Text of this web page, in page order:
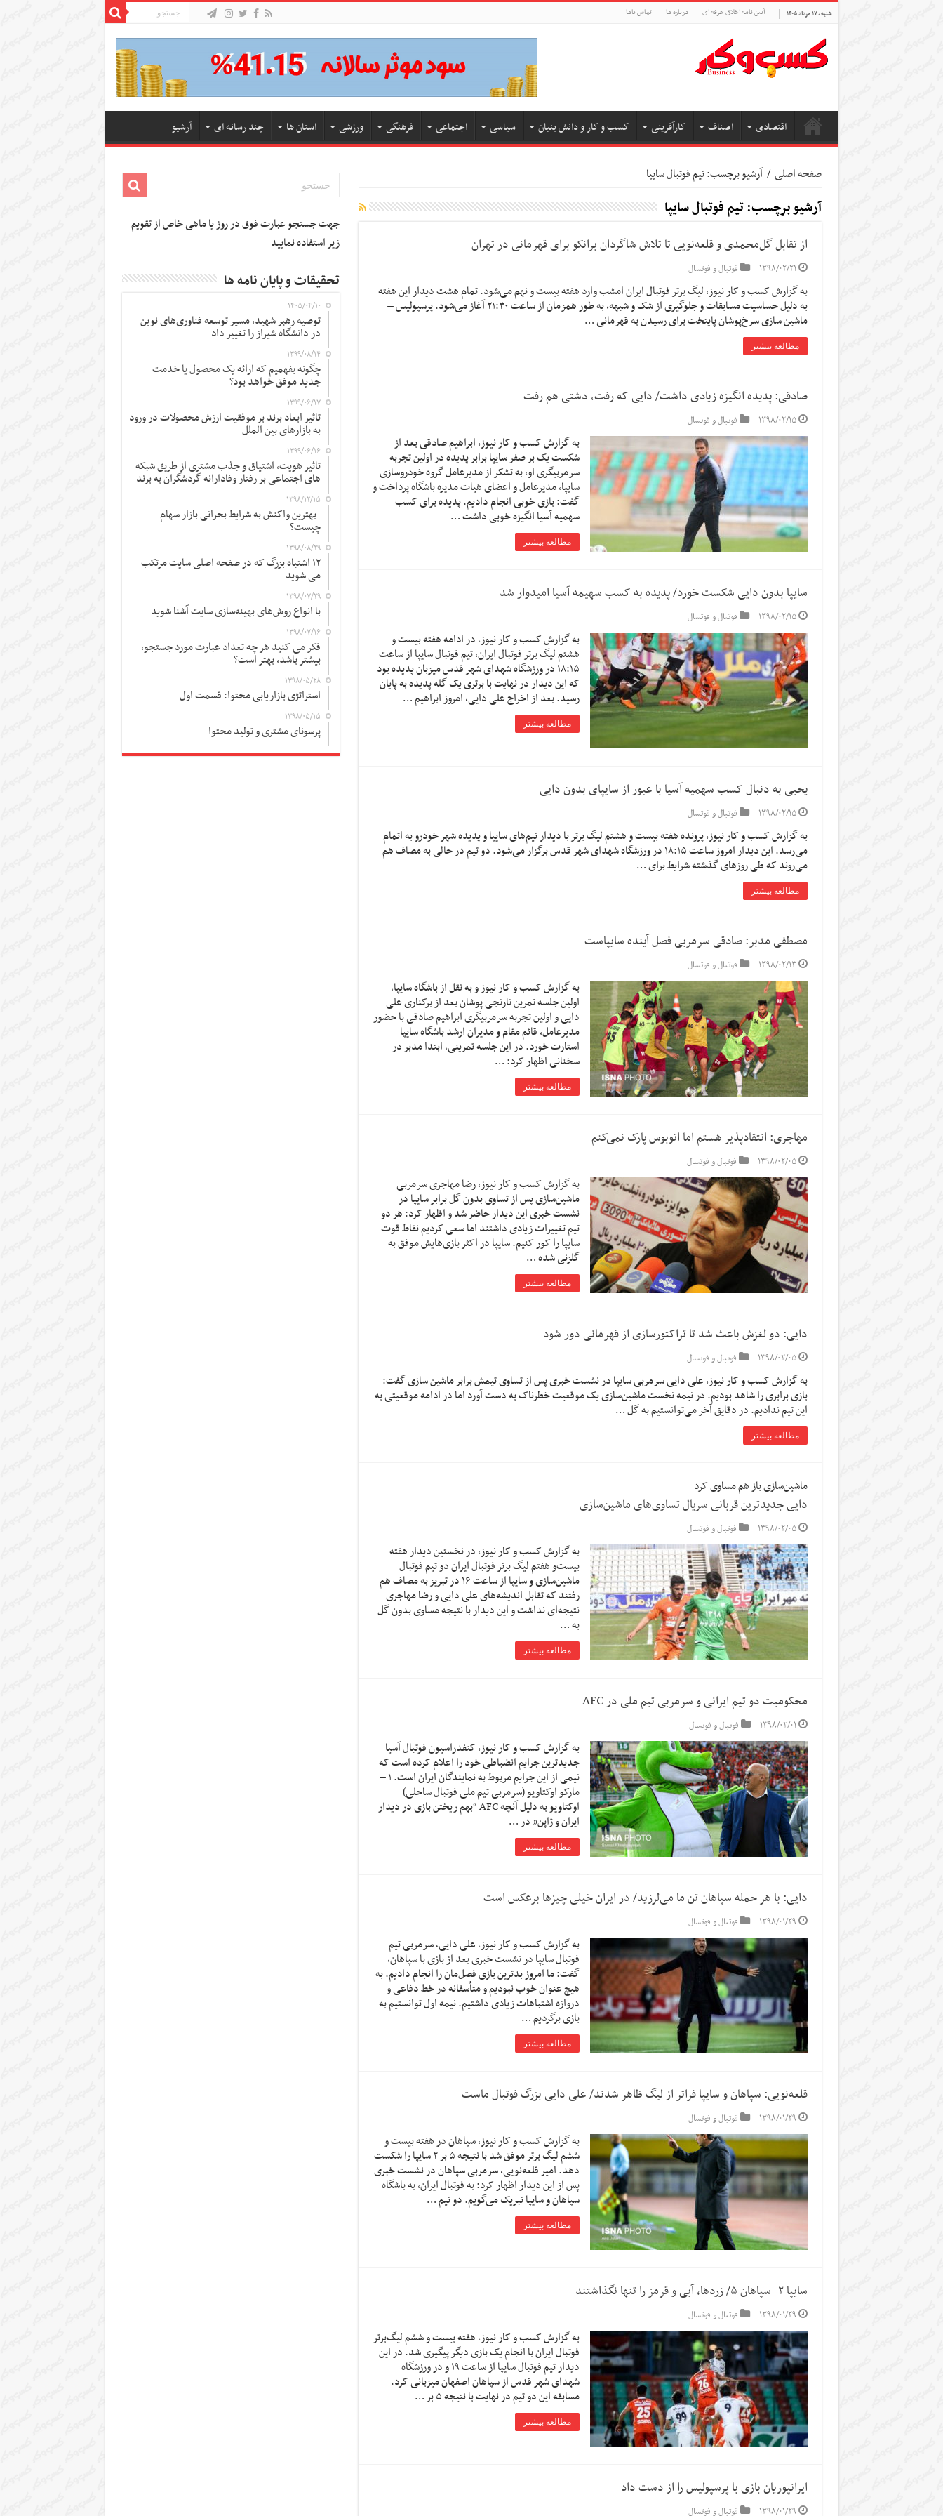
شنبه , ۱۷ مرداد ۱۴۰۵ آیین نامه اخلاق حرفه ای درباره ما تماس باما
اقتصادی اصناف کارآفرینی کسب و کار و دانش بنیان سیاسی اجتماعی فرهنگی ورزشی استان ها چند رسانه ای آرشیو
صفحه اصلی / آرشیو برچسب: تيم فوتبال سايپا
آرشیو برچسب:تيم فوتبال سايپا
از تقابل گل‌محمدی و قلعه‌نویی تا تلاش شاگردان برانکو برای قهرمانی در تهران
۱۳۹۸/۰۲/۲۱ فوتبال و فوتسال
به گزارش کسب و کار نیوز، لیگ برتر فوتبال ایران امشب وارد هفته بیست و نهم می‌شود. تمام هشت دیدار این هفته
به دلیل حساسیت مسابقات و جلوگیری از شک و شبهه، به طور همزمان از ساعت ۲۱:۳۰ آغاز می‌شود. پرسپولیس –
ماشین سازی سرخ‌پوشان پایتخت برای رسیدن به قهرمانی …
مطالعه بیشتر
صادقی: پدیده انگیزه زیادی داشت/ دایی که رفت، دشتی هم رفت
۱۳۹۸/۰۲/۱۵ فوتبال و فوتسال
به گزارش کسب و کار نیوز، ابراهیم صادقی بعد از
شکست یک بر صفر سایپا برابر پدیده در اولین تجربه
سرمربیگری او، به تشکر از مدیرعامل گروه خودروسازی
سایپا، مدیرعامل و اعضای هیات مدیره باشگاه پرداخت و
گفت: بازی خوبی انجام دادیم. پدیده برای کسب
سهمیه آسیا انگیزه خوبی داشت …
مطالعه بیشتر
سایپا بدون دایی شکست خورد/ پدیده به کسب سهیمه آسیا امیدوار شد
۱۳۹۸/۰۲/۱۵ فوتبال و فوتسال
به گزارش کسب و کار نیوز، در ادامه هفته بیست و
هشتم لیگ برتر فوتبال ایران، تیم فوتبال سایپا از ساعت
١٨:١۵ در ورزشگاه شهدای شهر قدس میزبان پدیده بود
که این دیدار در نهایت با برتری یک گله پدیده به پایان
رسید. بعد از اخراج علی دایی، امروز ابراهیم …
مطالعه بیشتر
یحیی به دنبال کسب سهمیه آسیا با عبور از سایپای بدون دایی
۱۳۹۸/۰۲/۱۵ فوتبال و فوتسال
به گزارش کسب و کار نیوز، پرونده هفته بیست و هشتم لیگ برتر با دیدار تیم‌های سایپا و پدیده شهر خودرو به اتمام
می‌رسد. این دیدار امروز ساعت ۱۸:۱۵ در ورزشگاه شهدای شهر قدس برگزار می‌شود. دو تیم در حالی به مصاف هم
می‌روند که طی روزهای گذشته شرایط برای …
مطالعه بیشتر
مصطفی مدبر: صادقی سرمربی فصل آینده سایپاست
۱۳۹۸/۰۲/۱۳ فوتبال و فوتسال
به گزارش کسب و کار نیوز و به نقل از باشگاه سایپا،
اولین جلسه تمرین نارنجی پوشان بعد از برکناری علی
دایی و اولین تجربه سرمربیگری ابراهیم صادقی با حضور
مدیرعامل، قائم مقام و مدیران ارشد باشگاه سایپا
استارت خورد. در این جلسه تمرینی، ابتدا مدبر در
سخنانی اظهار کرد: …
مطالعه بیشتر
مهاجری: انتقادپذیر هستم اما اتوبوس پارک نمی‌کنم
۱۳۹۸/۰۲/۰۵ فوتبال و فوتسال
به گزارش کسب و کار نیوز، رضا مهاجری سرمربی
ماشین‌سازی پس از تساوی بدون گل برابر سایپا در
نشست خبری این دیدار حاضر شد و اظهار کرد: هر دو
تیم تغییرات زیادی داشتند اما سعی کردیم نقاط قوت
سایپا را کور کنیم. سایپا در اکثر بازی‌هایش موفق به
گلزنی شده …
مطالعه بیشتر
دایی: دو لغزش باعث شد تا تراکتورسازی از قهرمانی دور شود
۱۳۹۸/۰۲/۰۵ فوتبال و فوتسال
به گزارش کسب و کار نیوز، علی دایی سرمربی سایپا در نشست خبری پس از تساوی تیمش برابر ماشین سازی گفت:
بازی برابری را شاهد بودیم. در نیمه نخست ماشین‌سازی یک موقعیت خطرناک به دست آورد اما در ادامه موقعیتی به
این تیم ندادیم. در دقایق آخر می‌توانستیم به گل …
مطالعه بیشتر
ماشین‌سازی باز هم مساوی کرد
دایی جدیدترین قربانی سریال تساوی‌های ماشین‌سازی
۱۳۹۸/۰۲/۰۵ فوتبال و فوتسال
به گزارش کسب و کار نیوز، در نخستین دیدار هفته
بیست‌و هفتم لیگ برتر فوتبال ایران دو تیم فوتبال
ماشین‌سازی و سایپا از ساعت ۱۶ در تبریز به مصاف هم
رفتند که تقابل اندیشه‌های علی دایی و رضا مهاجری
نتیجه‌ای نداشت و این دیدار با نتیجه مساوی بدون گل
به …
مطالعه بیشتر
محکومیت دو تیم ایرانی و سرمربی تیم ملی در AFC
۱۳۹۸/۰۲/۰۱ فوتبال و فوتسال
به گزارش کسب و کار نیوز، کنفدراسیون فوتبال آسیا
جدیدترین جرایم انضباطی خود را اعلام کرده است که
نیمی از این جرایم مربوط به نمایندگان ایران است. ۱ –
مارکو اوکتاویو (سرمربی تیم ملی فوتبال ساحلی)
اوکتاویو به دلیل آنچه AFC “بهم ریختن بازی در دیدار
ایران و ژاپن” در …
مطالعه بیشتر
دایی: با هر حمله سپاهان تن ما می‌لرزید/ در ایران خیلی چیزها برعکس است
۱۳۹۸/۰۱/۲۹ فوتبال و فوتسال
به گزارش کسب و کار نیوز، علی دایی، سرمربی تیم
فوتبال سایپا در نشست خبری بعد از بازی با سپاهان،
گفت: ما امروز بدترین بازی فصل‌مان را انجام دادیم. به
هیچ عنوان خوب نبودیم و متأسفانه در خط دفاعی و
دروازه اشتباهات زیادی داشتیم. نیمه اول توانستیم به
بازی برگردیم …
مطالعه بیشتر
قلعه‌نویی: سپاهان و سایپا فراتر از لیگ ظاهر شدند/ علی دایی بزرگ فوتبال ماست
۱۳۹۸/۰۱/۲۹ فوتبال و فوتسال
به گزارش کسب و کار نیوز، سپاهان در هفته بیست و
ششم لیگ برتر موفق شد با نتیجه ۵ بر ۲ سایپا را شکست
دهد. امیر قلعه‌نویی، سرمربی سپاهان در نشست خبری
پس از این دیدار اظهار کرد: به فوتبال ایران، به باشگاه
سپاهان و سایپا تبریک می‌گویم. دو تیم …
مطالعه بیشتر
سایپا ۲- سپاهان ۵/ زردها، آبی و قرمز را تنها نگذاشتند
۱۳۹۸/۰۱/۲۹ فوتبال و فوتسال
به گزارش کسب و کار نیوز، هفته بیست و ششم لیگ‌برتر
فوتبال ایران با انجام یک بازی دیگر پیگیری شد. در این
دیدار تیم فوتبال سایپا از ساعت ۱۹ و در ورزشگاه
شهدای شهر قدس از سپاهان اصفهان میزبانی کرد.
مسابقه این دو تیم در نهایت با نتیجه ۵ بر …
مطالعه بیشتر
ایرانپوریان بازی با پرسپولیس را از دست داد
۱۳۹۸/۰۱/۲۹ فوتبال و فوتسال
جهت جستجو عبارت فوق در روز یا ماهی خاص از تقویم
زیر استفاده نمایید
تحقیقات و پایان نامه ها
۱۴۰۵/۰۴/۱۰
توصیه رهبر شهید، مسیر توسعه فناوری‌های نوین
در دانشگاه شیراز را تغییر داد
۱۳۹۹/۰۸/۱۴
چگونه بفهمیم که ارائه یک محصول یا خدمت
جدید موفق خواهد بود؟
۱۳۹۹/۰۶/۱۷
تاثیر ابعاد برند بر موفقیت ارزش محصولات در ورود
به بازارهای بین الملل
۱۳۹۹/۰۶/۱۶
تاثیر هویت، اشتیاق و جذب مشتری از طریق شبکه
های اجتماعی بر رفتار وفادارانه گردشگران به برند
۱۳۹۸/۱۲/۱۵
بهترین واکنش به شرایط بحرانی بازار سهام
چیست؟
۱۳۹۸/۰۸/۲۹
۱۲ اشتباه بزرگ که در صفحه اصلی سایت مرتکب
می شوید
۱۳۹۸/۰۷/۲۹
با انواع روش‌های بهینه‌سازی سایت آشنا شوید
۱۳۹۸/۰۷/۱۶
فکر می کنید هر چه تعداد عبارت مورد جستجو،
بیشتر باشد، بهتر است؟
۱۳۹۸/۰۵/۲۸
استراتژی بازاریابی محتوا: قسمت اول
۱۳۹۸/۰۵/۱۵
پرسونای مشتری و تولید محتوا